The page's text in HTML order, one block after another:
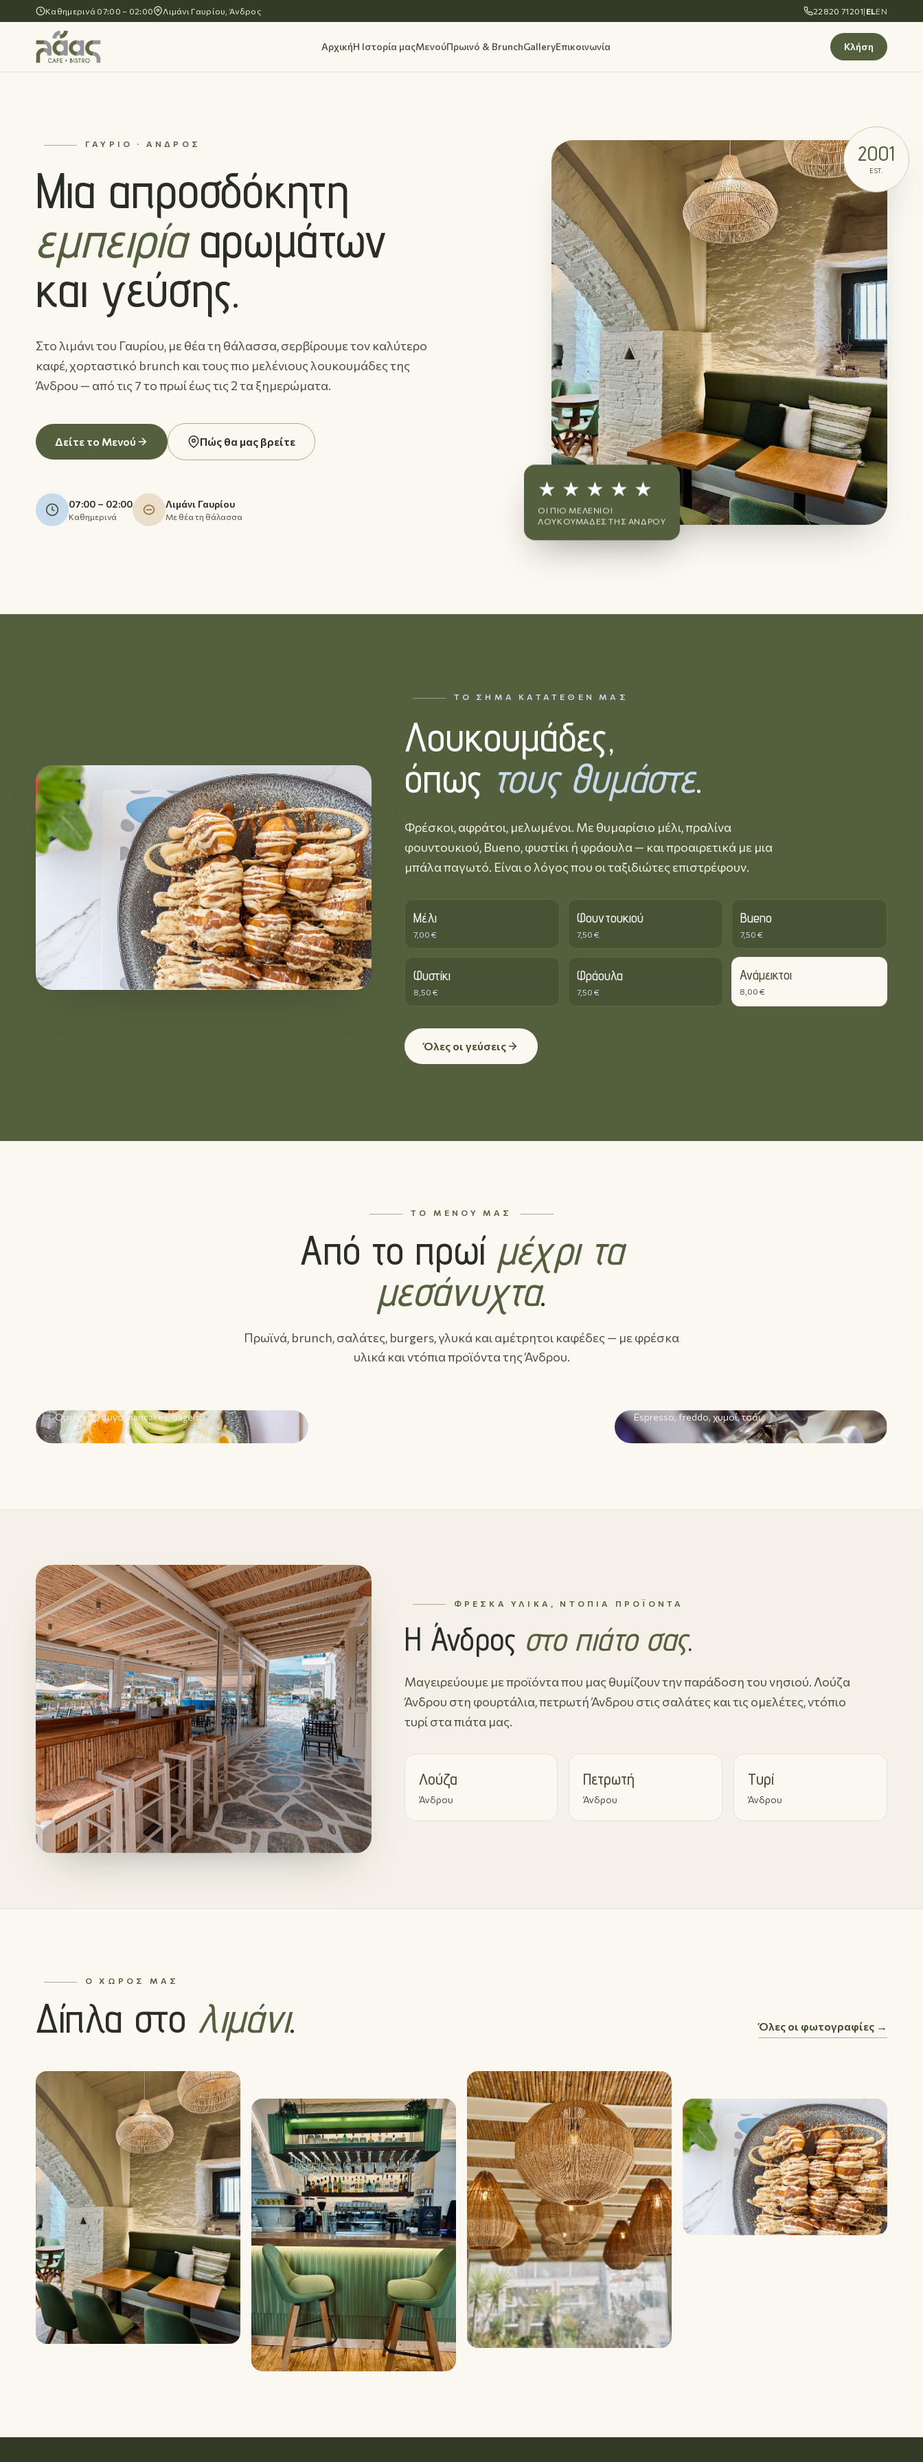
Καθημερινά 07:00 – 02:00 Λιμάνι Γαυρίου, Άνδρος 22820 71201| ELEN
ΑρχικήΗ Ιστορία μαςΜενούΠρωινό & BrunchGalleryΕπικοινωνία Κλήση
ΓΑΎΡΙΟ · ΆΝΔΡΟΣ
Μια απροσδόκητη
εμπειρίααρωμάτων
και γεύσης.
Στο λιμάνι του Γαυρίου, με θέα τη θάλασσα, σερβίρουμε τον καλύτερο
καφέ, χορταστικό brunch και τους πιο μελένιους λουκουμάδες της
Άνδρου — από τις 7 το πρωί έως τις 2 τα ξημερώματα.
Δείτε το Μενού Πώς θα μας βρείτε
07:00 – 02:00
Καθημερινά
Λιμάνι Γαυρίου
Με θέα τη θάλασσα
★ ★ ★ ★ ★
ΟΙ ΠΙΟ ΜΕΛΈΝΙΟΙ
ΛΟΥΚΟΥΜΆΔΕΣ ΤΗΣ ΆΝΔΡΟΥ
2001
EST.
ΤΟ ΣΉΜΑ ΚΑΤΑΤΕΘΈΝ ΜΑΣ
Λουκουμάδες,
όπως τους θυμάστε.
Φρέσκοι, αφράτοι, μελωμένοι. Με θυμαρίσιο μέλι, πραλίνα
φουντουκιού, Bueno, φυστίκι ή φράουλα — και προαιρετικά με μια
μπάλα παγωτό. Είναι ο λόγος που οι ταξιδιώτες επιστρέφουν.
Μέλι
7,00 €
Φουντουκιού
7,50 €
Bueno
7,50 €
Φυστίκι
8,50 €
Φράουλα
7,50 €
Ανάμεικτοι
8,00 €
Όλες οι γεύσεις
ΤΟ ΜΕΝΟΎ ΜΑΣ
Από το πρωί μέχρι τα
μεσάνυχτα.
Πρωϊνά, brunch, σαλάτες, burgers, γλυκά και αμέτρητοι καφέδες — με φρέσκα
υλικά και ντόπια προϊόντα της Άνδρου.
Ομελέτες, αυγά, pancakes, bagels. Espresso, freddo, χυμοί, τσάι.
ΦΡΈΣΚΑ ΥΛΙΚΆ, ΝΤΌΠΙΑ ΠΡΟΪΌΝΤΑ
Η Άνδρος στο πιάτο σας.
Μαγειρεύουμε με προϊόντα που μας θυμίζουν την παράδοση του νησιού. Λούζα
Άνδρου στη φουρτάλια, πετρωτή Άνδρου στις σαλάτες και τις ομελέτες, ντόπιο
τυρί στα πιάτα μας.
Λούζα
Άνδρου
Πετρωτή
Άνδρου
Τυρί
Άνδρου
Ο ΧΏΡΟΣ ΜΑΣ
Δίπλα στο λιμάνι. Όλες οι φωτογραφίες →